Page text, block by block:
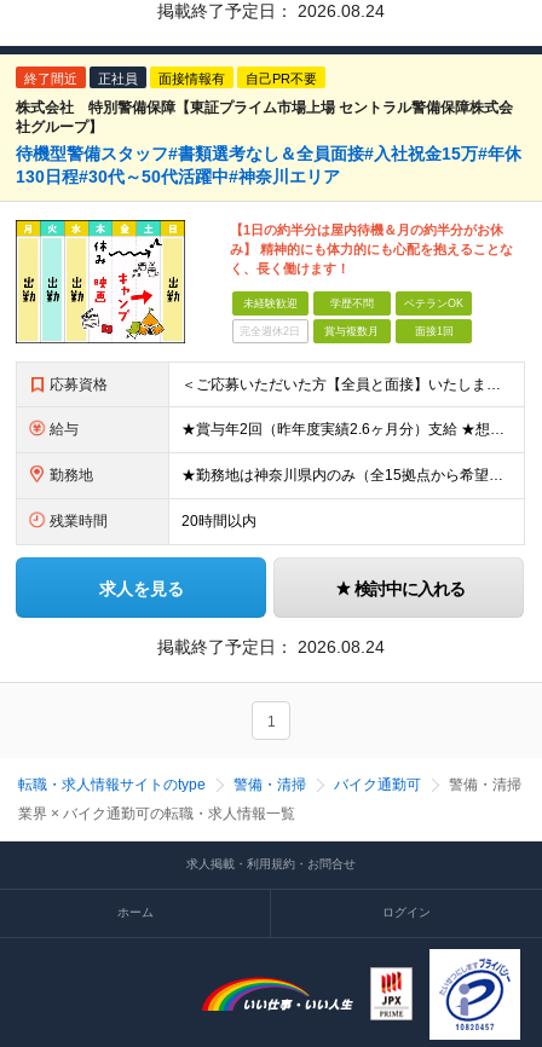
掲載終了予定日： 2026.08.24
終了間近 正社員 面接情報有 自己PR不要
株式会社 特別警備保障【東証プライム市場上場 セントラル警備保障株式会
社グループ】
待機型警備スタッフ#書類選考なし＆全員面接#入社祝金15万#年休
130日程#30代～50代活躍中#神奈川エリア
【1日の約半分は屋内待機＆月の約半分がお休
み】 精神的にも体力的にも心配を抱えることな
く、長く働けます！
未経験歓迎 学歴不問 ベテランOK
完全週休2日 賞与複数月 面接1回
応募資格 ＜ご応募いただいた方【全員と面接】いたします！＞ ●学歴不問、職種・業種未経験歓迎！ ●普通自動車免許をお持ちの方（AT限定可） ●65歳未満の方（定年年齢を上限とするため） 【こういった方も大歓迎
給与 ★賞与年2回（昨年度実績2.6ヶ月分）支給 ★想定年収400万円～ ★想定月収251,000円～267,000円 ★入社祝い金15万円あり（規定あり） 月給221,000円～236,000円＋残業手
勤務地 ★勤務地は神奈川県内のみ（全15拠点から希望を考慮） ※以下のいずれかの勤務地への配属となります ※車・バイク通勤OK ※転居を伴う転勤はありません ・神奈川県藤沢市朝日町（最寄り駅：藤沢駅） ・神
残業時間 20時間以内
求人を見る 検討中に入れる
掲載終了予定日： 2026.08.24
1
転職・求人情報サイトのtype 警備・清掃 バイク通勤可
警備・清掃
業界 × バイク通勤可の転職・求人情報一覧
求人掲載・利用規約・お問合せ
ホーム ログイン